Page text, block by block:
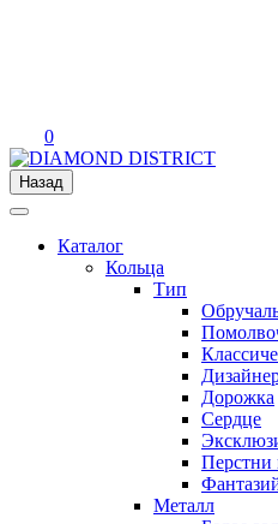
0
Назад
Каталог
Кольца
Тип
Дорожка
Сердце
Перстни
Металл